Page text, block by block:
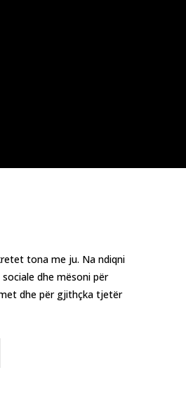
tona me ju. Na ndiqni
dhe mësoni për
dhe për gjithçka tjetër